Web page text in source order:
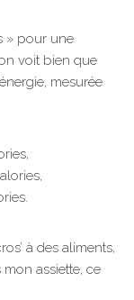
» pour une
voit bien que
mesurée
à des aliments,
mon assiette, ce